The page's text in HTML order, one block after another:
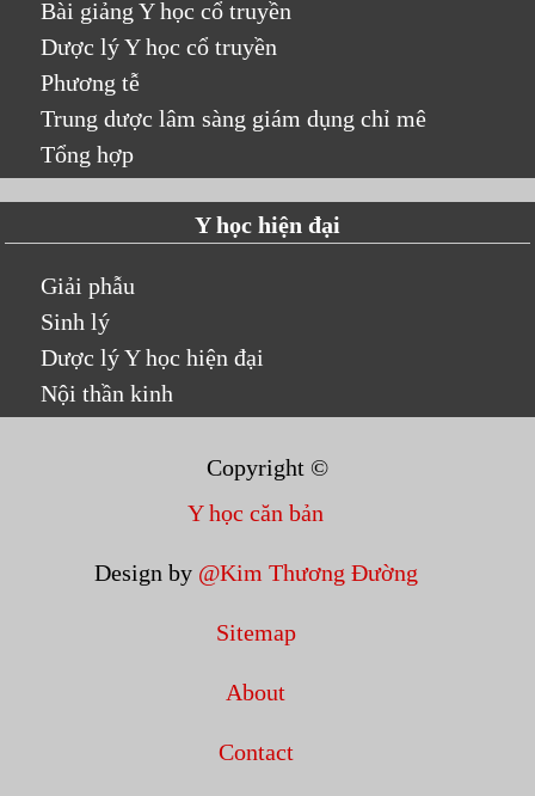
Bài giảng Y học cổ truyền
Dược lý Y học cổ truyền
Phương tễ
Trung dược lâm sàng giám dụng chỉ mê
Tổng hợp
Y học hiện đại
Giải phẫu
Sinh lý
Dược lý Y học hiện đại
Nội thần kinh
Copyright ©
Y học căn bản
Design by @Kim Thương Đường
Sitemap
About
Contact